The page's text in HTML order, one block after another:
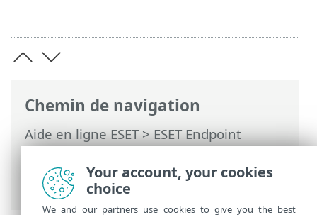
Chemin de navigation
Aide en ligne ESET>ESET Endpoint
Antivirus>Configuration avancée>
Protections> Protection du client de
messagerie
Your account, your cookies
choice
We and our partners use cookies to give you the best